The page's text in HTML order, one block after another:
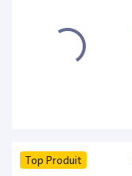
Top Produit